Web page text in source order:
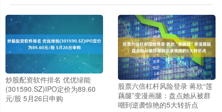
炒股配资软件排名 优优绿能
(301590.SZ)IPO定价为89.60
元/股 5月26日申购
股票六倍杠杆风险登录 蒋欣“莲
藕腿”变漫画腿：盘点她从被群
嘲到逆袭惊艳的5大转折点